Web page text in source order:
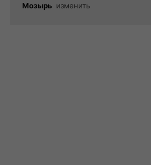
Мозырь изменить